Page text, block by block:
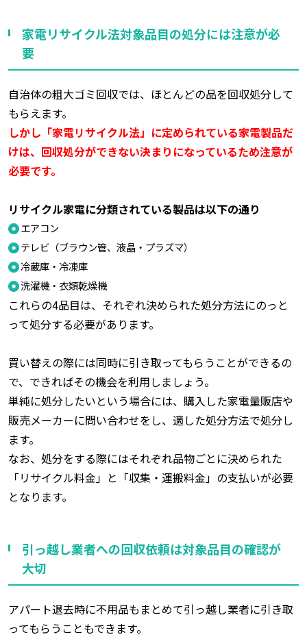
家電リサイクル法対象品目の処分には注意が必
要
自治体の粗大ゴミ回収では、ほとんどの品を回収処分して
もらえます。
しかし「家電リサイクル法」に定められている家電製品だ
けは、回収処分ができない決まりになっているため注意が
必要です。
リサイクル家電に分類されている製品は以下の通り
エアコン
テレビ（ブラウン管、液晶・プラズマ）
冷蔵庫・冷凍庫
洗濯機・衣類乾燥機
これらの4品目は、それぞれ決められた処分方法にのっと
って処分する必要があります。
買い替えの際には同時に引き取ってもらうことができるの
で、できればその機会を利用しましょう。
単純に処分したいという場合には、購入した家電量販店や
販売メーカーに問い合わせをし、適した処分方法で処分し
ます。
なお、処分をする際にはそれぞれ品物ごとに決められた
「リサイクル料金」と「収集・運搬料金」の支払いが必要
となります。
引っ越し業者への回収依頼は対象品目の確認が
大切
アパート退去時に不用品もまとめて引っ越し業者に引き取
ってもらうこともできます。